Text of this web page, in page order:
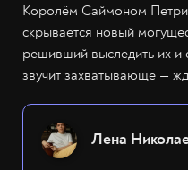
Королём Саймоном
скрывается новый
решивший выследить их и
звучит захватывающе —
Лена